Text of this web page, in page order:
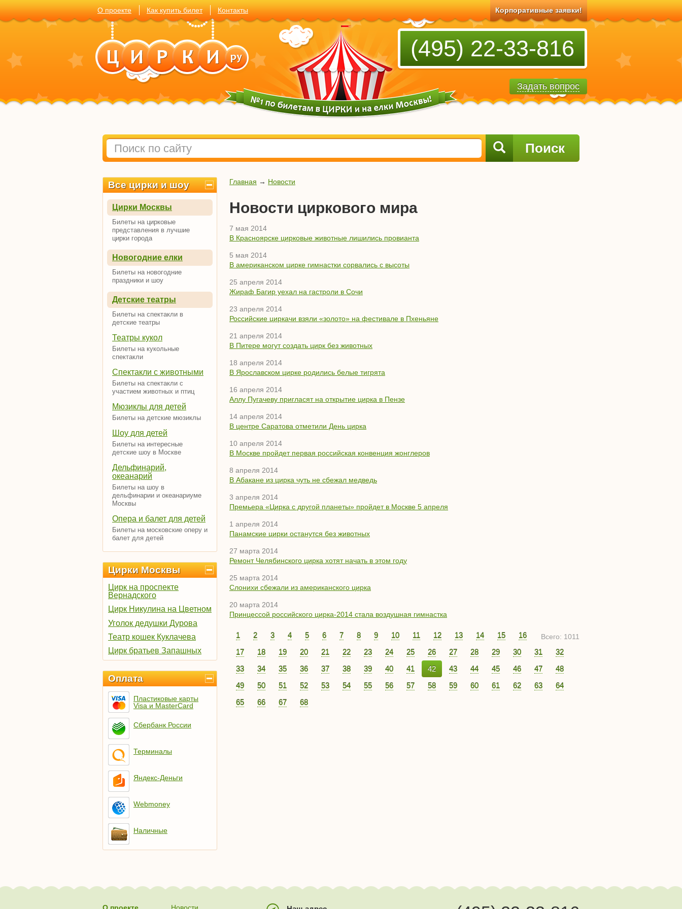
О проекте Как купить билет Контакты Корпоративные заявки!
(495) 22-33-816
Задать вопрос
Поиск
Все цирки и шоу
Цирки Москвы
Билеты на цирковые
представления в лучшие
цирки города
Новогодние елки
Билеты на новогодние
праздники и шоу
Детские театры
Билеты на спектакли в
детские театры
Театры кукол
Билеты на кукольные
спектакли
Спектакли с животными
Билеты на спектакли с
участием животных и птиц
Мюзиклы для детей
Билеты на детские мюзиклы
Шоу для детей
Билеты на интересные
детские шоу в Москве
Дельфинарий,
океанарий
Билеты на шоу в
дельфинарии и океанариуме
Москвы
Опера и балет для детей
Билеты на московские оперу и
балет для детей
Цирки Москвы
Цирк на проспекте
Вернадского
Цирк Никулина на Цветном
Уголок дедушки Дурова
Театр кошек Куклачева
Цирк братьев Запашных
Оплата
Пластиковые карты
Visa и MasterCard
Сбербанк России
Терминалы
Яндекс-Деньги
Webmoney
Наличные
Главная → Новости
Новости циркового мира
7 мая 2014
В Красноярске цирковые животные лишились провианта
5 мая 2014
В американском цирке гимнастки сорвались с высоты
25 апреля 2014
Жираф Багир уехал на гастроли в Сочи
23 апреля 2014
Российские циркачи взяли «золото» на фестивале в Пхеньяне
21 апреля 2014
В Питере могут создать цирк без животных
18 апреля 2014
В Ярославском цирке родились белые тигрята
16 апреля 2014
Аллу Пугачеву пригласят на открытие цирка в Пензе
14 апреля 2014
В центре Саратова отметили День цирка
10 апреля 2014
В Москве пройдет первая российская конвенция жонглеров
8 апреля 2014
В Абакане из цирка чуть не сбежал медведь
3 апреля 2014
Премьера «Цирка с другой планеты» пройдет в Москве 5 апреля
1 апреля 2014
Панамские цирки останутся без животных
27 марта 2014
Ремонт Челябинского цирка хотят начать в этом году
25 марта 2014
Слонихи сбежали из американского цирка
20 марта 2014
Принцессой российского цирка-2014 стала воздушная гимнастка
Всего: 1011
1 2 3 4 5 6 7 8 9 10 11 12 13 14 15
16
17
18 19 20 21 22 23 24 25 26 27 28 29 30 31
32
33
34 35 36 37 38 39 40 41 42 43 44 45 46 47
48
49
50 51 52 53 54 55 56 57 58 59 60 61 62 63
64
65
66 67 68